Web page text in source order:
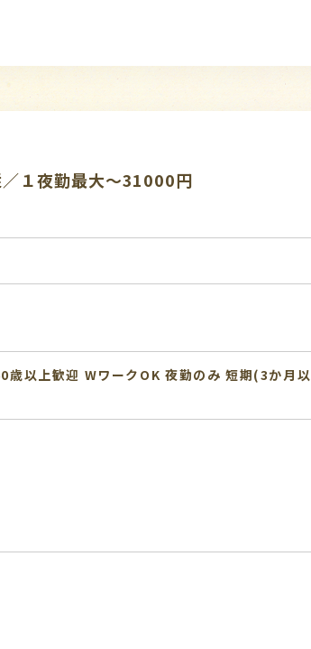
／１夜勤最大～31000円
歳以上歓迎 WワークOK 夜勤のみ 短期(3か月以